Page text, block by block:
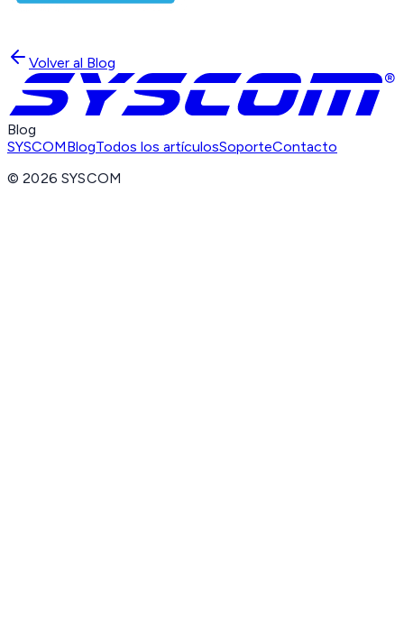
Volver al Blog
Blog
SYSCOMBlogTodos los artículosSoporteContacto
©2026 SYSCOM